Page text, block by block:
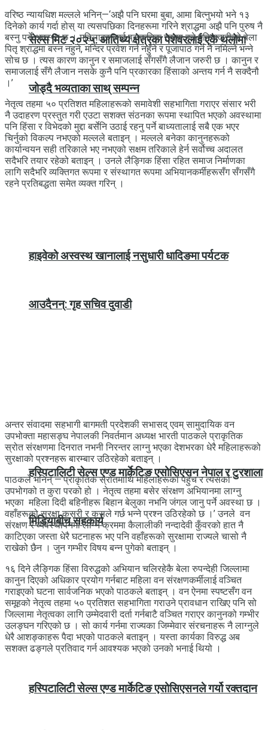
सेल्स मिट २०२५: आतिथ्य क्षेत्रका पेशेवरलाई एकै थलोमा
जोड्दै भव्यताका साथ् सम्पन्न
हाइवेको अस्वस्थ खानालाई नसुधारी धादिङमा पर्यटक
आउदैनन्: गृह सचिव दुवाडी
हस्पिटालिटी सेल्स एण्ड मार्केटिङ एसोसिएसन नेपाल र टुरशाला
मिडियाबीच सहकार्य
हस्पिटालिटी सेल्स एण्ड मार्केटिङ एसोसिएसनले गर्यो रक्तदान
वरिष्ठ न्यायधिश मल्लले भनिन्—‘अझै पनि घरमा बुबा, आमा बित्नुभयो भने १३
दिनेको कार्य गर्दा होस् या त्यसपछिका दिनहरूमा गरिने श्राद्धमा अझै पनि पुरुष नै
बस्नु पर्ने अवस्था छ । महिलाहरूलाई प्राकृतिक रूपमा हुने महिनावारीको बेला
पितृ श्राद्धमा बस्न नहुने, मन्दिर प्रवेश गर्न नहुँने र पूजापाठ गर्न नै नमिल्ने भन्ने
सोच छ । त्यस कारण कानुन र समाजलाई सँगसँगै लैजान जरुरी छ । कानुन र
समाजलाई सँगै लैजान नसके कुनै पनि प्रकारका हिंसाको अन्तय गर्न नै सक्दैनौ
।’
नेतृत्व तहमा ५० प्रतिशत महिलाहरूको समावेशी सहभागिता गराएर संसार भरी
नै उदाहरण प्रस्तुत गरी एउटा सशक्त संठनका रूपमा स्थापित भएको अवस्थामा
पनि हिंसा र विभेदको मुद्दा बर्सेनि उठाई रहनु पर्ने बाध्यतालाई सबै एक भएर
चिर्नुको विकल्प नभएको मल्लले बताइन् । मल्लले बनेका कानुनहरूको
कार्यान्वयन सही तरिकाले भए नभएको सक्षम तरिकाले हेर्न सर्वोच्च अदालत
सदैभरि तयार रहेको बताइन् । उनले लैङ्गिक हिंसा रहित समाज निर्माणका
लागि सदैभरि व्यक्तिगत रूपमा र संस्थागत रूपमा अभियानकर्मीहरूसँग सँगसँगै
रहने प्रतिबद्धता समेत व्यक्त गरिन् ।
अन्तर संवादमा सहभागी बागमती प्रदेशकी सभासद् एवम् सामुदायिक वन
उपभोक्ता महासङ्घ नेपालकी निवर्तमान अध्यक्ष भारती पाठकले प्राकृतिक
स्रोत संरक्षणमा दिनरात नभनी निरन्तर लाग्नु भएका देशभरका धेरै महिलाहरूको
सुरक्षाको प्रश्नहरू बारम्बार उठिरहेको बताइन् ।
पाठकले भनिन् —‘प्राकृतिक स्रोतमाथि महिलाहरूको पहुँच र त्यसको
उपभोगको त कुरा परको हो । नेतृत्व तहमा बसेर संरक्षण अभियानमा लाग्नु
भएका महिला दिदी बहिनीहरू बिहान बेलुका नभनि जंगल जानु पर्ने अवस्था छ ।
वहाँहरूको सुरक्षा कसरी र कसले गर्छ भन्ने प्रश्न उठिरहेको छ ।’ उनले वन
संरक्षण र व्यवस्थापनमा लाग्ने क्रममा कैलालीकी नन्दादेवी कुँवरको हात नै
काटिएका जस्ता धेरै घटनाहरू भए पनि वहाँहरूको सुरक्षामा राज्यले चासो नै
राखेको छैन । जुन गम्भीर विषय बन्न पुगेको बताइन् ।
१६ दिने लैङ्गिक हिंसा विरुद्धको अभियान चलिरहेकै बेला रुपन्देही जिल्लामा
कानुन दिएको अधिकार प्रयोग गर्नबाट महिला वन संरक्षणकर्मीलाई वञ्चित
गराइएको घटना सार्वजनिक भएको पाठकले बताइन् । वन ऐनमा स्पष्टसँग वन
समूहको नेतृत्व तहमा ५० प्रतिशत सहभागिता गराउने प्रावधान राखिए पनि सो
जिल्लामा नेतृत्वका लागि उम्मेदवारी दर्ता गर्नबाटै वञ्चित गराएर कानुनको गम्भीर
उलङ्घन गरिएको छ । सो कार्य गर्नमा राज्यका जिम्मेवार संरचनाहरू नै लाग्नुले
धेरै आशङ्काहरू पैदा भएको पाठकले बताइन् । यस्ता कार्यका विरुद्ध अब
सशक्त ढङ्गले प्रतिवाद गर्न आवश्यक भएको उनको भनाई थियो ।